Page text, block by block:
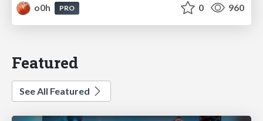
o0h
PRO 0 960
Featured
See All Featured